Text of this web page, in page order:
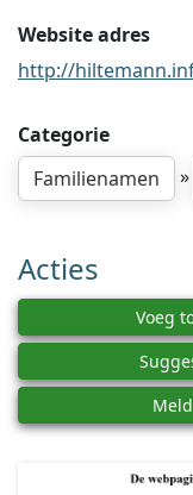
Website adres
http://
Categorie
Familienamen
»
Acties
Voeg